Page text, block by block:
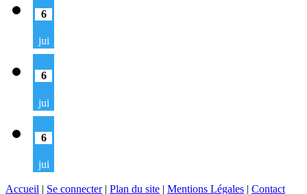
6
jui
6
jui
6
jui
Accueil | Se connecter| Plan du site | Mentions Légales | Contact